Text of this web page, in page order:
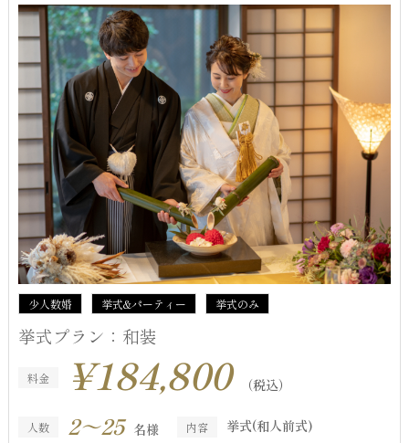
少人数婚 挙式&パーティー 挙式のみ
挙式プラン：和装
料金 ¥184,800 （税込）
人数 2～25 名様 内容 挙式(和人前式)